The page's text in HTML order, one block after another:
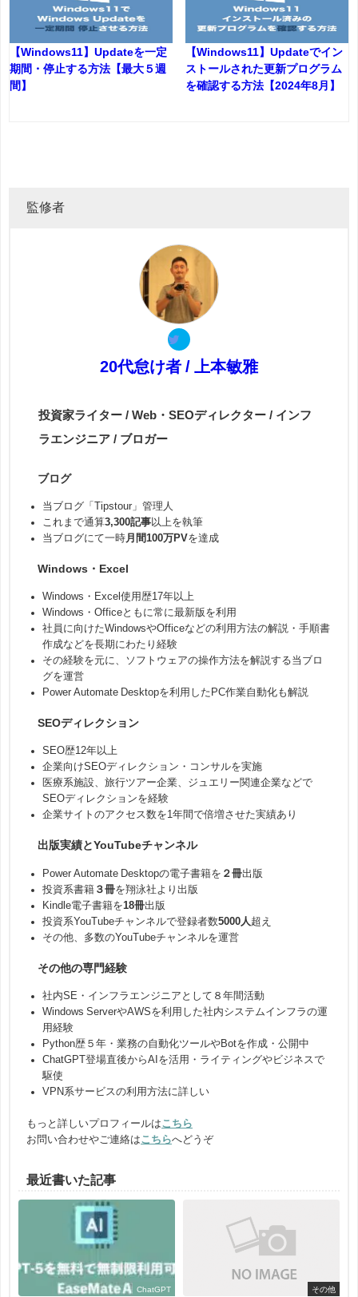
【Windows11】Updateを一定
期間・停止する方法【最大５週
間】
【Windows11】Updateでイン
ストールされた更新プログラム
を確認する方法【2024年8月】
監修者
20代怠け者 / 上本敏雅
投資家ライター / Web・SEOディレクター / インフ
ラエンジニア / ブロガー
ブログ
当ブログ「Tipstour」管理人
これまで通算3,300記事以上を執筆
当ブログにて一時月間100万PVを達成
Windows・Excel
Windows・Excel使用歴17年以上
Windows・Officeともに常に最新版を利用
社員に向けたWindowsやOfficeなどの利用方法の解説・手順書
作成などを長期にわたり経験
その経験を元に、ソフトウェアの操作方法を解説する当ブロ
グを運営
Power Automate Desktopを利用したPC作業自動化も解説
SEOディレクション
SEO歴12年以上
企業向けSEOディレクション・コンサルを実施
医療系施設、旅行ツアー企業、ジュエリー関連企業などで
SEOディレクションを経験
企業サイトのアクセス数を1年間で倍増させた実績あり
出版実績とYouTubeチャンネル
Power Automate Desktopの電子書籍を ２冊出版
投資系書籍 ３冊を翔泳社より出版
Kindle電子書籍を18冊出版
投資系YouTubeチャンネルで登録者数5000人 超え
その他、多数のYouTubeチャンネルを運営
その他の専門経験
社内SE・インフラエンジニアとして８年間活動
Windows ServerやAWSを利用した社内システムインフラの運
用経験
Python歴５年・業務の自動化ツールやBotを作成・公開中
ChatGPT登場直後からAIを活用・ライティングやビジネスで
駆使
VPN系サービスの利用方法に詳しい
もっと詳しいプロフィールはこちら
お問い合わせやご連絡はこちらへどうぞ
最近書いた記事
ChatGPT その他